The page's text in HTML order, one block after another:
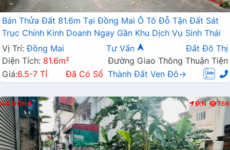
Bán Thửa Đất 81.6m Tại Đồng Mai Ô Tô Đỗ Tận Đất Sát
Trục Chính Kinh Doanh Ngay Gần Khu Dịch Vụ Sinh Thái
Vị Trí: Đồng Mai Tư Vấn
Đất Đô Thị
Diện Tích: 81.6m²
Đường Giao Thông Thuận Tiện
Giá:6.5-7 Tỉ Đã Có Sổ Thành Đất Ven Đô→
HÀ ĐÔNG Đ.N 756